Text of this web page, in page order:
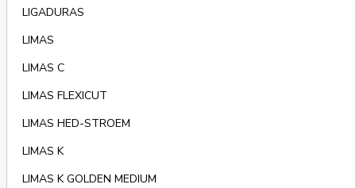
LIGADURAS
LIMAS
LIMAS C
LIMAS FLEXICUT
LIMAS HED-STROEM
LIMAS K
LIMAS K GOLDEN MEDIUM